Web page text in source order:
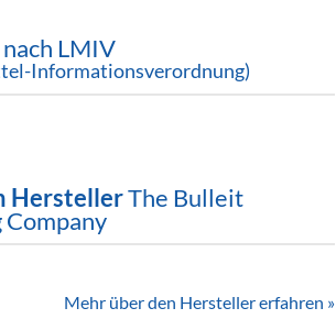
LMIV
Informationsverordnung)
HerstellerThe Bulleit
Mehr über den Hersteller erfahren »